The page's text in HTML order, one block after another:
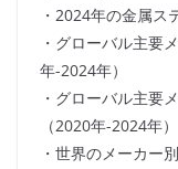
・2024年の金属
・グローバル主要
年-2024年）
・グローバル主要
（2020年-2024年）
・世界のメーカー